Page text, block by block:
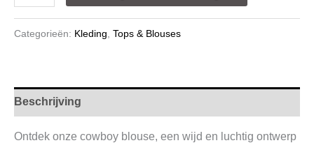
Categorieën: Kleding Tops & Blouses
Beschrijving
Ontdek onze cowboy blouse, een wijd en luchtig ontwerp